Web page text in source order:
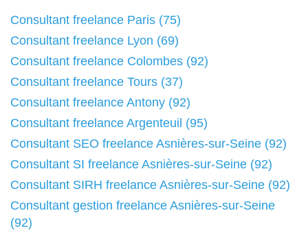
Consultant freelance Paris (75)
Consultant freelance Lyon (69)
Consultant freelance Colombes (92)
Consultant freelance Tours (37)
Consultant freelance Antony (92)
Consultant freelance Argenteuil (95)
Consultant SEO freelance Asnières-sur-Seine (92)
Consultant SI freelance Asnières-sur-Seine (92)
Consultant SIRH freelance Asnières-sur-Seine (92)
Consultant gestion freelance Asnières-sur-Seine
(92)